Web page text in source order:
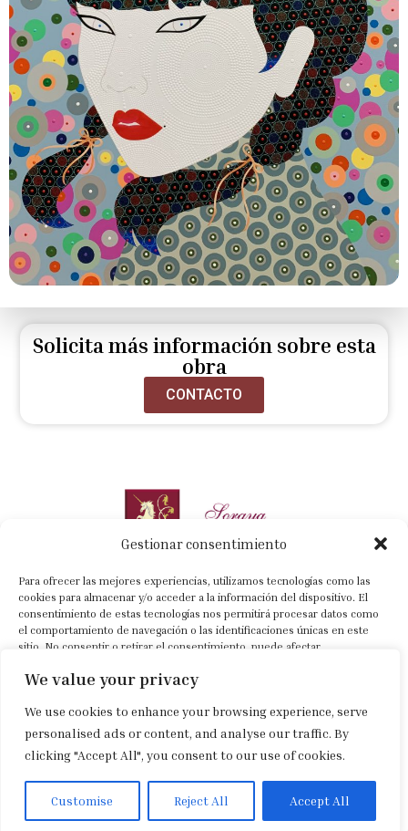
We value your privacy
We use cookies to enhance your browsing experience, serve
personalised ads or content, and analyse our traffic. By
clicking "Accept All", you consent to our use of cookies.
Customise Reject All Accept All
Gestionar consentimiento
Para ofrecer las mejores experiencias, utilizamos tecnologías como las
cookies para almacenar y/o acceder a la información del dispositivo. El
consentimiento de estas tecnologías nos permitirá procesar datos como
el comportamiento de navegación o las identificaciones únicas en este
sitio. No consentir o retirar el consentimiento, puede afectar
Aceptar
Denegar
Ver preferencias
Solicita más información sobre esta
obra
CONTACTO
+34 630 022 318
Aviso legal|Política de privacidad|Política de cookies
Spanish